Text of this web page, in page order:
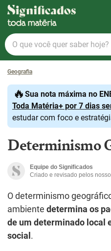
Significados
O
que
você
quer
saber
hoje?
Geografia
🔥Sua nota máxima no
Toda Matéria+ por 7 dias
estudar com foco e
Determinismo
Equipe do Significados
Criado e revisado pelos
O determinismo
ambiente determina os
de um determinado local
social .